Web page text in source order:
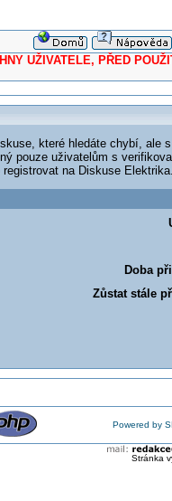
PŘED
které hledáte chybí, ale
pouze uživatelům s
registrovat na Diskuse
Doba
Zůstat stále
Powered by
Stránka